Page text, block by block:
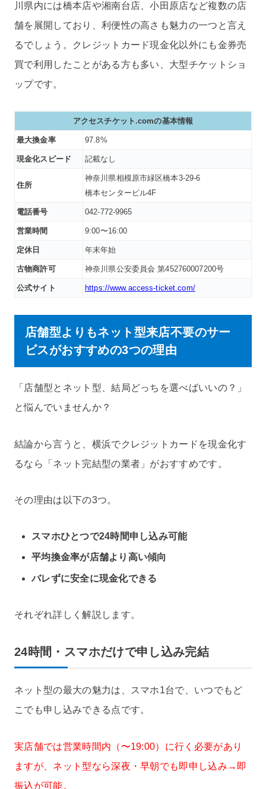
川県内には橋本店や湘南台店、小田原店など複数の店
舗を展開しており、利便性の高さも魅力の一つと言え
るでしょう。クレジットカード現金化以外にも金券売
買で利用したことがある方も多い、大型チケットショ
ップです。
アクセスチケット.comの基本情報
最大換金率 97.8%
現金化スピード 記載なし
住所
神奈川県相模原市緑区橋本3-29-6
橋本センタービル4F
電話番号 042-772-9965
営業時間 9:00〜16:00
定休日 年末年始
古物商許可 神奈川県公安委員会 第452760007200号
公式サイト https://www.access-ticket.com/
店舗型よりもネット型来店不要のサー
ビスがおすすめの3つの理由
「店舗型とネット型、結局どっちを選べばいいの？」
と悩んでいませんか？
結論から言うと、横浜でクレジットカードを現金化す
るなら「ネット完結型の業者」がおすすめです。
その理由は以下の3つ。
スマホひとつで24時間申し込み可能
平均換金率が店舗より高い傾向
バレずに安全に現金化できる
それぞれ詳しく解説します。
24時間・スマホだけで申し込み完結
ネット型の最大の魅力は、スマホ1台で、いつでもど
こでも申し込みできる点です。
実店舗では営業時間内（〜19:00）に行く必要があり
ますが、ネット型なら深夜・早朝でも即申し込み→即
振込が可能。